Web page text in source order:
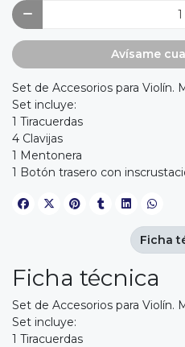
Avísame
Set de Accesorios para Violín.
Set incluye:
1 Tiracuerdas
4 Clavijas
1 Mentonera
1 Botón trasero con
Ficha técnica
Set de Accesorios para Violín.
Set incluye:
1 Tiracuerdas
Ficha